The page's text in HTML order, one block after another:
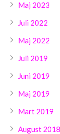
Maj 2023
Juli 2022
Maj 2022
Juli 2019
Juni 2019
Maj 2019
Mart 2019
August 2018